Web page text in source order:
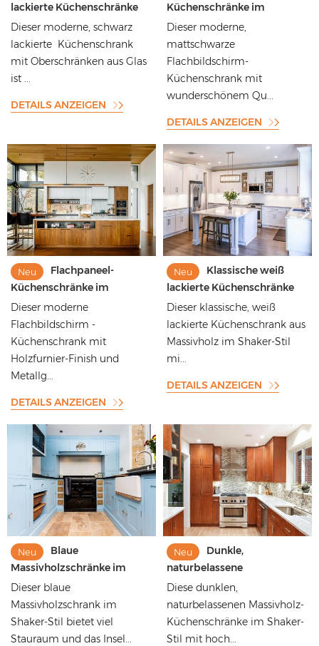
lackierte Küchenschränke
mit flachem Panel und
gemustertem Quarzit
Dieser moderne, schwarz
lackierte Küchenschrank
mit Oberschränken aus Glas
ist ...
DETAILS ANZEIGEN
Küchenschränke im
modernen Stil mit
mattschwarzer Lackierung
und wunderschöner Quarz-
Arbeitsplatte
Dieser moderne,
mattschwarze
Flachbildschirm-
Küchenschrank mit
wunderschönem Qu...
DETAILS ANZEIGEN
Neu
Flachpaneel-
Küchenschränke im
modernen Stil mit
weißer Arbeitsplatte
Dieser moderne
Flachbildschirm -
Küchenschrank mit
Holzfurnier-Finish und
Metallg...
DETAILS ANZEIGEN
Neu
Klassische weiß
lackierte Küchenschränke
aus massivem Holz im
verschiedenen
Arbeitsplatten
Dieser klassische, weiß
lackierte Küchenschrank aus
Massivholz im Shaker-Stil
mi...
DETAILS ANZEIGEN
Neu
Blaue
Massivholzschränke im
Shaker-Stil, hochwertige
Dieser blaue
Massivholzschrank im
Shaker-Stil bietet viel
Stauraum und das Insel...
Neu
Dunkle,
naturbelassene
Küchenschränke aus
massivem Holz im Shaker-
Stil mit Quarzit-
Arbeitsplatten
Diese dunklen,
naturbelassenen Massivholz-
Küchenschränke im Shaker-
Stil mit hoch...